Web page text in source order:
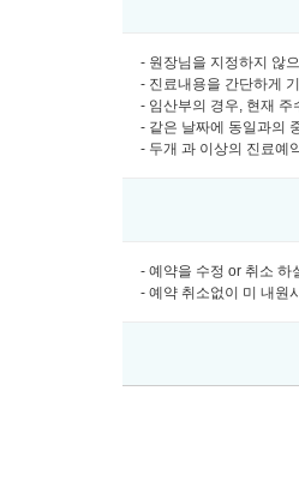
- 원장님을 지정하지 않
- 진료내용을 간단하게
- 임산부의 경우, 현재
- 같은 날짜에 동일과의
- 두개 과 이상의 진료예
- 예약을 수정 or 취소 하
- 예약 취소없이 미 내원